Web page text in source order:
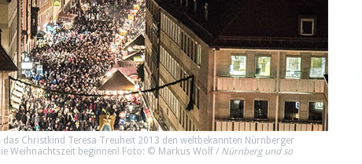
Christkind Teresa Treuheit 2013 den weltbekannten Nürnberger
Weihnachtszeit beginnen! Foto: © Markus Wolf / Nürnberg und so